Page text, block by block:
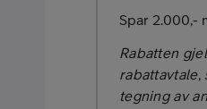
Kjøp mobilt bredbånd-
Spar 2.000,-
Rabatten
rabattavtale,
tegning av